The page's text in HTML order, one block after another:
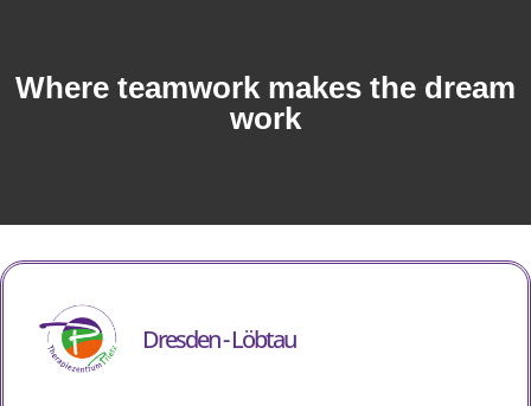
Where teamwork makes the dream
work
Dresden - Löbtau